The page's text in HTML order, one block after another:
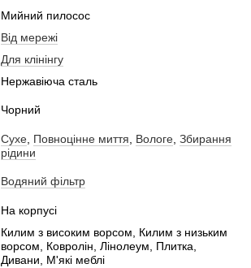
Мийний пилосос
Від мережі
Для клінінгу
Нержавіюча сталь
Чорний
Сухе, Повноцінне миття, Вологе, Збирання
рідини
Водяний фільтр
На корпусі
Килим з високим ворсом, Килим з низьким
ворсом, Ковролін, Лінолеум, Плитка,
Дивани, М'які меблі